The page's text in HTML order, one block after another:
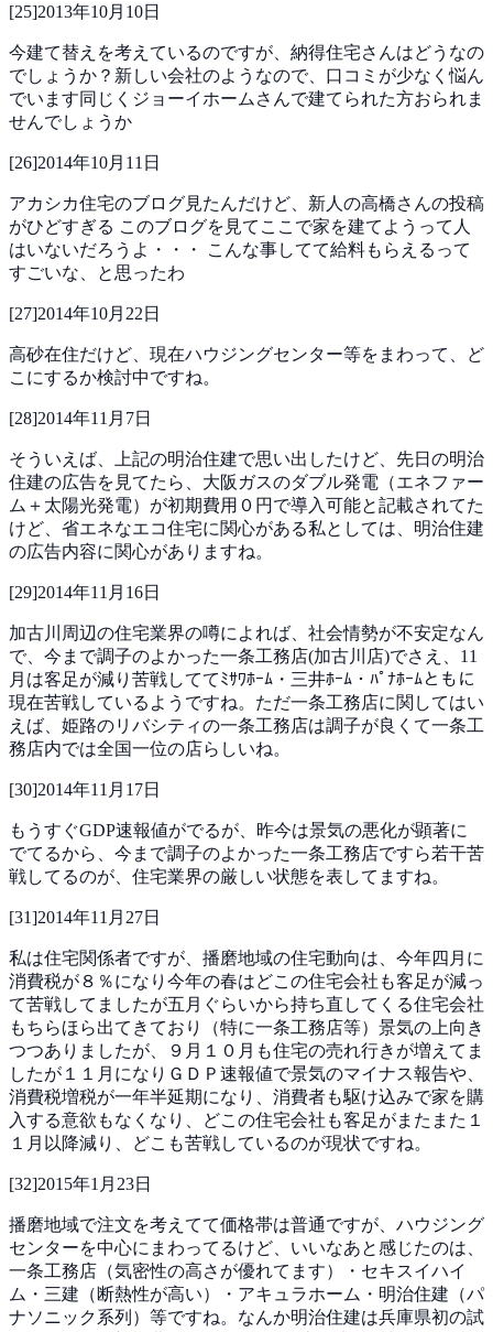
[25]2013年10月10日
今建て替えを考えているのですが、納得住宅さんはどうなの
でしょうか？新しい会社のようなので、口コミが少なく悩ん
でいます同じくジョーイホームさんで建てられた方おられま
せんでしょうか
[26]2014年10月11日
アカシカ住宅のブログ見たんだけど、新人の高橋さんの投稿
がひどすぎる このブログを見てここで家を建てようって人
はいないだろうよ・・・
こんな事してて給料もらえるって
すごいな、と思ったわ
[27]2014年10月22日
高砂在住だけど、現在ハウジングセンター等をまわって、ど
こにするか検討中ですね。
[28]2014年11月7日
そういえば、上記の明治住建で思い出したけど、先日の明治
住建の広告を見てたら、大阪ガスのダブル発電（エネファー
ム＋太陽光発電）が初期費用０円で導入可能と記載されてた
けど、省エネなエコ住宅に関心がある私としては、明治住建
の広告内容に関心がありますね。
[29]2014年11月16日
加古川周辺の住宅業界の噂によれば、社会情勢が不安定なん
で、今まで調子のよかった一条工務店(加古川店)でさえ、11
月は客足が減り苦戦しててﾐｻﾜﾎｰﾑ・三井ﾎｰﾑ・ﾊﾟﾅﾎｰﾑともに
現在苦戦しているようですね。ただ一条工務店に関してはい
えば、姫路のリバシティの一条工務店は調子が良くて一条工
務店内では全国一位の店らしいね。
[30]2014年11月17日
もうすぐGDP速報値がでるが、昨今は景気の悪化が顕著に
でてるから、今まで調子のよかった一条工務店ですら若干苦
戦してるのが、住宅業界の厳しい状態を表してますね。
[31]2014年11月27日
私は住宅関係者ですが、播磨地域の住宅動向は、今年四月に
消費税が８％になり今年の春はどこの住宅会社も客足が減っ
て苦戦してましたが五月ぐらいから持ち直してくる住宅会社
もちらほら出てきており（特に一条工務店等）景気の上向き
つつありましたが、９月１０月も住宅の売れ行きが増えてま
したが１１月になりＧＤＰ速報値で景気のマイナス報告や、
消費税増税が一年半延期になり、消費者も駆け込みで家を購
入する意欲もなくなり、どこの住宅会社も客足がまたまた１
１月以降減り、どこも苦戦しているのが現状ですね。
[32]2015年1月23日
播磨地域で注文を考えてて価格帯は普通ですが、ハウジング
センターを中心にまわってるけど、いいなあと感じたのは、
一条工務店（気密性の高さが優れてます）・セキスイハイ
ム・三建（断熱性が高い）・アキュラホーム・明治住建（パ
ナソニック系列）等ですね。なんか明治住建は兵庫県初の試